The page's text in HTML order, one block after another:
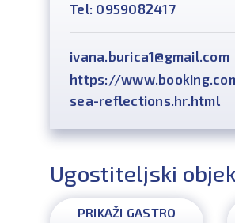
Tel: 0959082417
ivana.burica1@gmail.com
https://
sea-reflections.hr.html
Ugostiteljski
PRIKAŽI GASTRO